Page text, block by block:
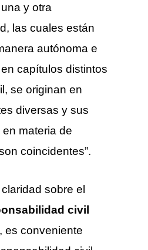
y otra
las cuales están
autónoma e
capítulos distintos
se originan en
diversas y sus
materia de
coincidentes”.
sobre el
civil
, es conveniente